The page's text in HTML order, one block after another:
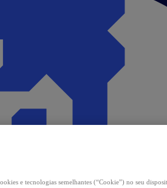
e tecnologias semelhantes (“Cookie”) no seu